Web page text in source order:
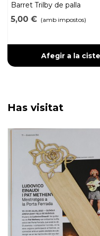
Barret Trilby de palla
5,00 € (amb impostos)
Afegir a la
Has visitat